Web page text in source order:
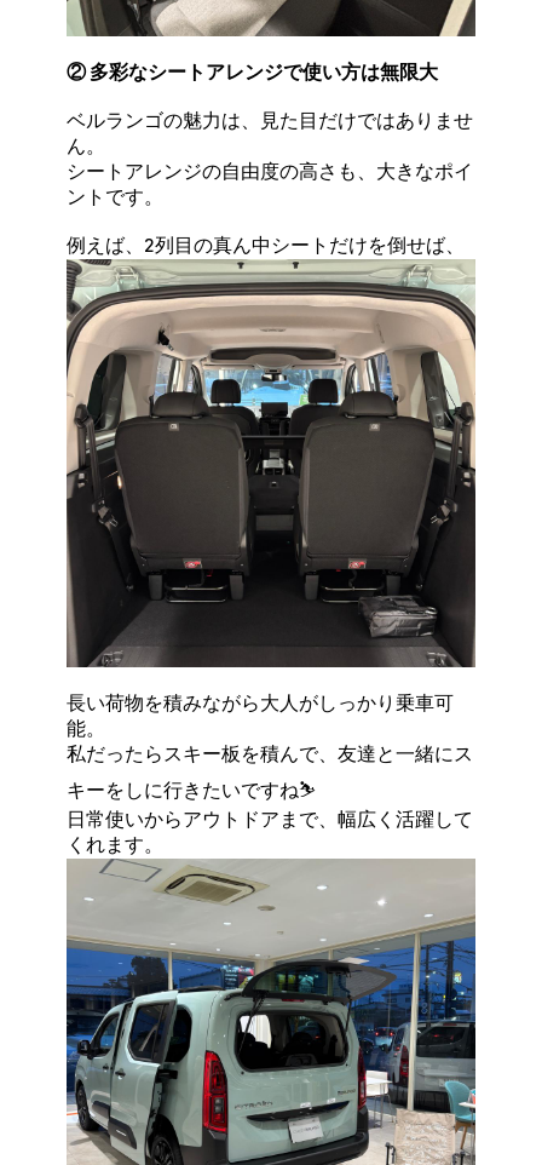
② 多彩なシートアレンジで使い方は無限大
ベルランゴの魅力は、見た目だけではありませ
ん。
シートアレンジの自由度の高さも、大きなポイ
ントです。
例えば、2列目の真ん中シートだけを倒せば、
長い荷物を積みながら大人がしっかり乗車可
能。
私だったらスキー板を積んで、友達と一緒にス
キーをしに行きたいですね⛷️
日常使いからアウトドアまで、幅広く活躍して
くれます。